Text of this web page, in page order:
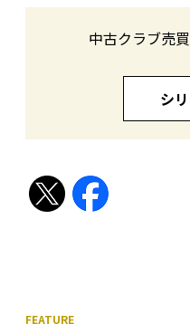
中古クラブ売
シ